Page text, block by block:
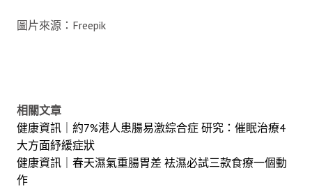
圖片來源：Freepik
相關文章
健康資訊｜約7%港人患腸易激綜合症 研究：催眠治療4
大方面紓緩症狀
健康資訊｜春天濕氣重腸胃差 袪濕必試三款食療一個動
作